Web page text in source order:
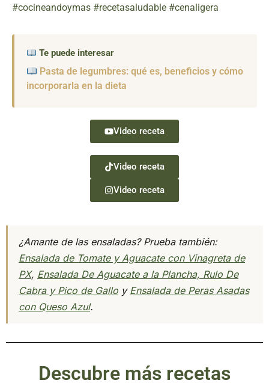
#cocineandoymas #recetasaludable #cenaligera
Te puede interesar
Pasta de legumbres: qué es, beneficios y cómo
incorporarla en la dieta
Video receta
Video receta
Video receta
¿Amante de las ensaladas? Prueba también:
Ensalada de Tomate y Aguacate con Vinagreta de
PX, Ensalada De Aguacate a la Plancha, Rulo De
Cabra y Pico de Gallo y Ensalada de Peras Asadas
con Queso Azul.
Descubre más recetas